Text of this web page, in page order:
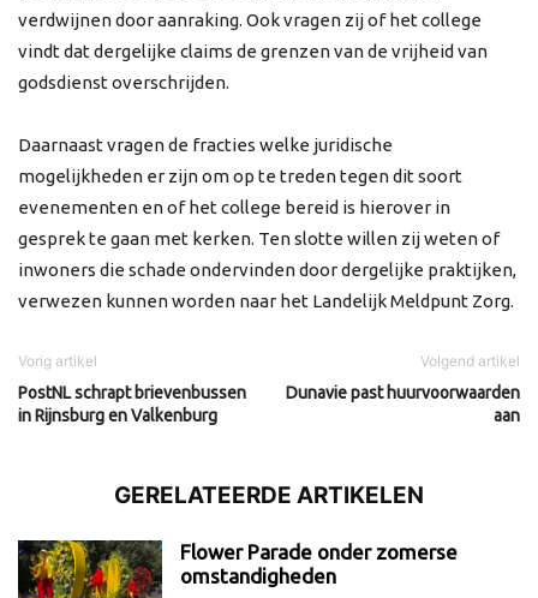
verdwijnen door aanraking. Ook vragen zij of het college
vindt dat dergelijke claims de grenzen van de vrijheid van
godsdienst overschrijden.
Daarnaast vragen de fracties welke juridische
mogelijkheden er zijn om op te treden tegen dit soort
evenementen en of het college bereid is hierover in
gesprek te gaan met kerken. Ten slotte willen zij weten of
inwoners die schade ondervinden door dergelijke praktijken,
verwezen kunnen worden naar het Landelijk Meldpunt Zorg.
Vorig artikel
PostNL schrapt brievenbussen
in Rijnsburg en Valkenburg
Volgend artikel
Dunavie past huurvoorwaarden
aan
GERELATEERDE ARTIKELEN
Flower Parade onder zomerse
omstandigheden